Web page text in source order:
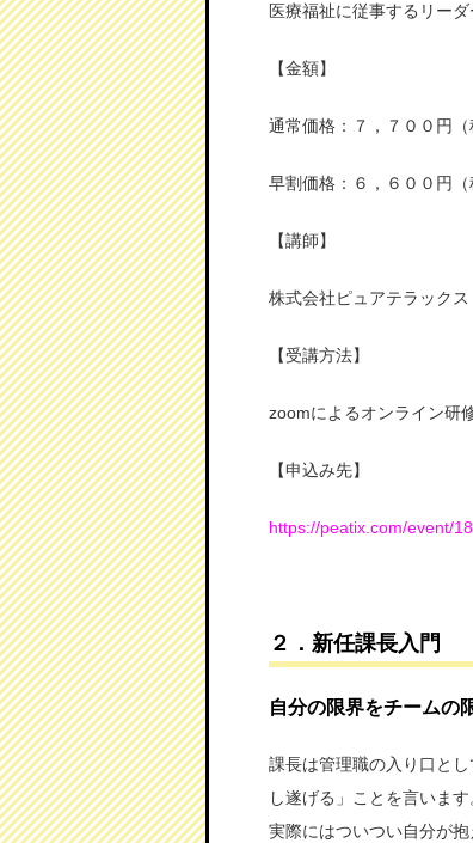
医療福祉に従事するリー
【金額】
通常価格：７，７００円（
早割価格：６，６００円（
【講師】
株式会社ピュアテラック
【受講方法】
zoomによるオンライン研
【申込み先】
https://peatix.com/event/
２．新任課長入門
自分の限界をチーム
課長は管理職の入り口と
し遂げる」ことを言いま
実際にはついつい自分が